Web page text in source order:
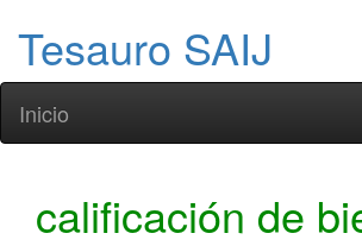
Tesauro SAIJ
Inicio
calificación de